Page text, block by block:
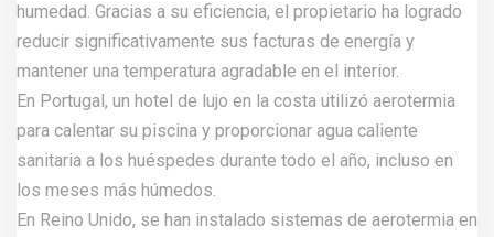
humedad. Gracias a su eficiencia, el propietario ha logrado
reducir significativamente sus facturas de energía y
mantener una temperatura agradable en el interior.
En Portugal, un hotel de lujo en la costa utilizó aerotermia
para calentar su piscina y proporcionar agua caliente
sanitaria a los huéspedes durante todo el año, incluso en
los meses más húmedos.
En Reino Unido, se han instalado sistemas de aerotermia en